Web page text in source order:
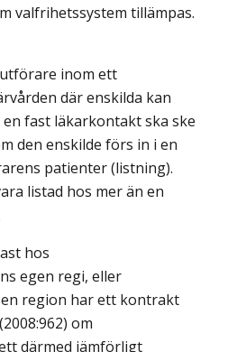
valfrihetssystem tillämpas.
inom ett
där enskilda kan
fast läkarkontakt ska ske
den enskilde förs in i en
patienter (listning).
listad hos mer än en
hos
egen regi, eller
region har ett kontrakt
om
därmed jämförligt